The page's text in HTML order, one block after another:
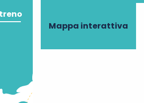
Mappa interattiva